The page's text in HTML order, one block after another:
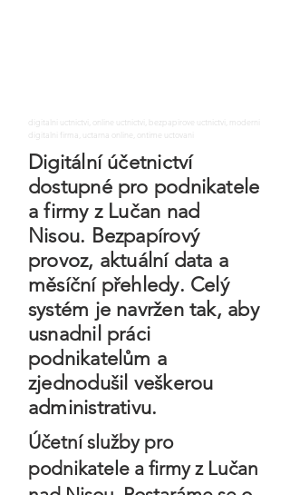
digitalni uctnictvi, online uctnictvi, bezpapirove uctnictvi, moderni
digitalni firma, uctarna online, ontime uctovani
Digitální účetnictví
dostupné pro podnikatele
a firmy z Lučan nad
Nisou. Bezpapírový
provoz, aktuální data a
měsíční přehledy. Celý
systém je navržen tak, aby
usnadnil práci
podnikatelům a
zjednodušil veškerou
administrativu.
Účetní služby pro
podnikatele a firmy z Lučan